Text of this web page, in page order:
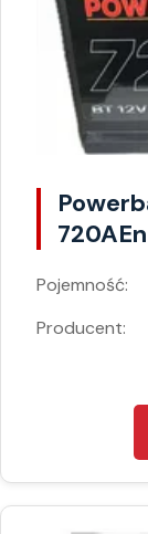
Pojemność:
Producent: